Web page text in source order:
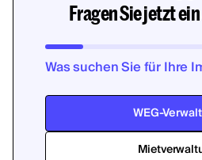
Fragen Sie jetzt
Was suchen Sie für Ihre
WEG-